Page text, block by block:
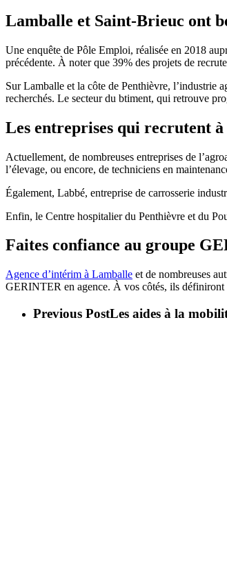
Lamballe et Saint-Brieuc ont
Une enquête de Pôle Emploi, réalisée en 2018
précédente. À noter que 39% des projets de
Sur Lamballe et la côte de Penthièvre, l’industrie
recherchés. Le secteur du btiment, qui retrouve
Les entreprises qui recrutent
Actuellement, de nombreuses entreprises de
l’élevage, ou encore, de techniciens en
Également, Labbé, entreprise de carrosserie
Enfin, le Centre hospitalier du Penthièvre et du
Faites confiance au groupe
Agence d’intérim à Lamballe et de nombreuses
GERINTER en agence. À vos côtés, ils définiront
Previous PostLes aides à la